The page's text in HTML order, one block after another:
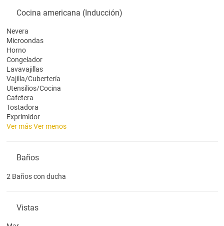
Cocina americana (Inducción)
Nevera
Microondas
Horno
Congelador
Lavavajillas
Vajilla/Cubertería
Utensilios/Cocina
Cafetera
Tostadora
Exprimidor
Ver másVer menos
Baños
2 Baños con ducha
Vistas